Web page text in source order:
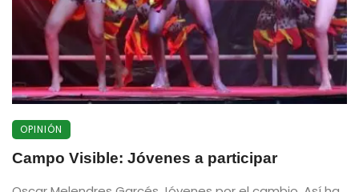
OPINIÓN
Campo Visible: Jóvenes a participar